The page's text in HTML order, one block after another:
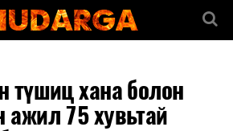
түшиц хана болон
75 хувьтай